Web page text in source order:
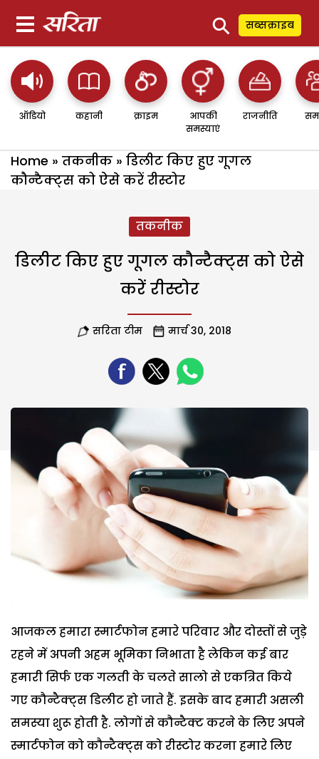
⚲ सब्सक्राइब
ऑडियो कहानी क्राइम
आपकी
समस्याएं
राजनीति
Home » तकनीक » डिलीट किए हुए गूगल
कौन्टैक्ट्स को ऐसे करें रीस्टोर
तकनीक
डिलीट किए हुए गूगल कौन्टैक्ट्स को ऐसे
करें रीस्टोर
सरिता टीम मार्च 30, 2018
आजकल हमारा स्मार्टफोन हमारे परिवार और दोस्तों से जुड़े
रहने में अपनी अहम भूमिका निभाता है लेकिन कई बार
हमारी सिर्फ एक गलती के चलते सालो से एकत्रित किये
गए कौन्टैक्ट्स डिलीट हो जाते हैं. इसके बाद हमारी असली
समस्या शुरू होती है. लोगों से कौन्टैक्ट करने के लिए अपने
स्मार्टफोन को कौन्टैक्ट्स को रीस्टोर करना हमारे लिए